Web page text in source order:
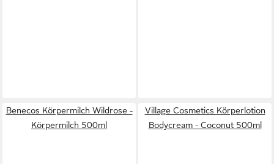
Benecos Körpermilch Wildrose -
Körpermilch 500ml
Village Cosmetics Körperlotion
Bodycream - Coconut 500ml